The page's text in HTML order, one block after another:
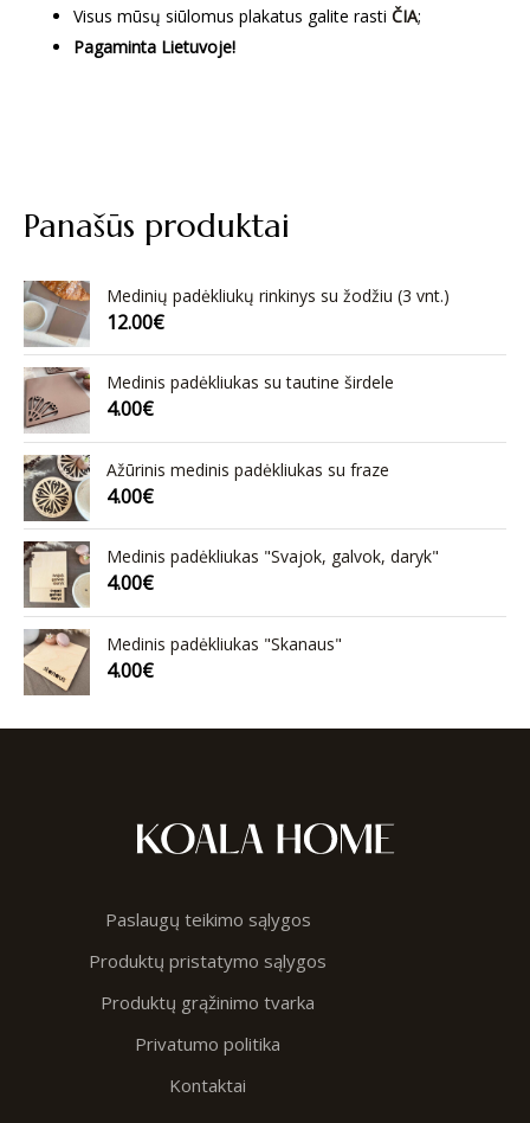
Panašūs produktai
Medinių padėkliukų rinkinys su žodžiu (3 vnt.)
12.00€
Medinis padėkliukas su tautine širdele
4.00€
Ažūrinis medinis padėkliukas su fraze
4.00€
Medinis padėkliukas "Svajok, galvok, daryk"
4.00€
Medinis padėkliukas "Skanaus"
4.00€
Visus mūsų siūlomus plakatus galite rasti ČIA;
Pagaminta Lietuvoje!
Paslaugų teikimo sąlygos
Produktų pristatymo sąlygos
Produktų grąžinimo tvarka
Privatumo politika
Kontaktai